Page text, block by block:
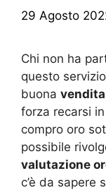
29 Agosto
Chi non ha
questo
buona
forza recarsi
compro oro
possibile
valutazione
c’è da sapere